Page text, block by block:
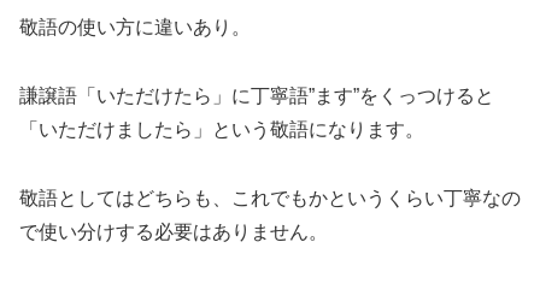
敬語の使い方に違いあり。
謙譲語「いただけたら」に丁寧語”ます”をくっつけると
「いただけましたら」という敬語になります。
敬語としてはどちらも、これでもかというくらい丁寧なの
で使い分けする必要はありません。